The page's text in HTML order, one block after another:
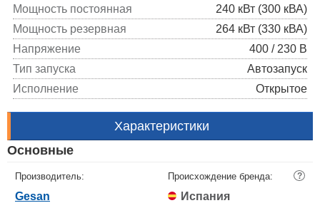
Мощность постоянная
240 кВт (300 кВА)
Мощность резервная
264 кВт (330 кВА)
Напряжение
400 / 230 В
Тип запуска
Автозапуск
Исполнение
Открытое
Характеристики
Основные
Производитель:
Gesan
Происхождение бренда: ?
Испания